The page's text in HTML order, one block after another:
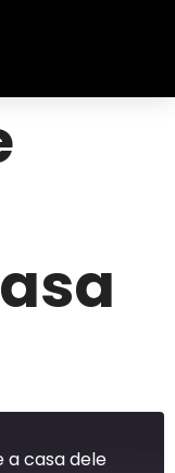
casa dele